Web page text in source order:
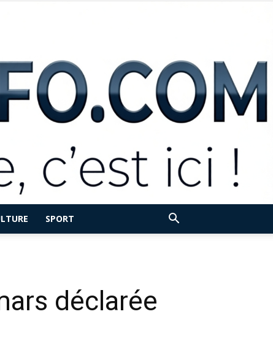
SPORT
déclarée